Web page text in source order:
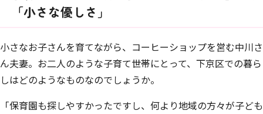
「小さな優しさ」
小さなお子さんを育てながら、コーヒーショップを営む中川さ
ん夫妻。お二人のような子育て世帯にとって、下京区での暮ら
しはどのようなものなのでしょうか。
「保育園も探しやすかったですし、何より地域の方々が子ども